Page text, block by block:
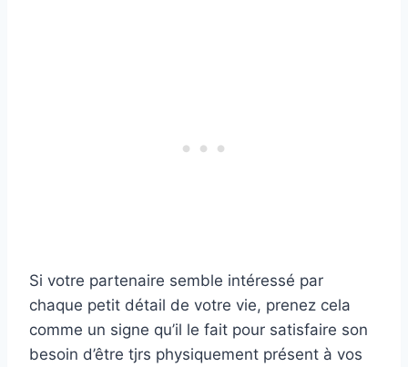
Si votre partenaire semble intéressé par
chaque petit détail de votre vie, prenez cela
comme un signe qu’il le fait pour satisfaire son
besoin d’être tjrs physiquement présent à vos